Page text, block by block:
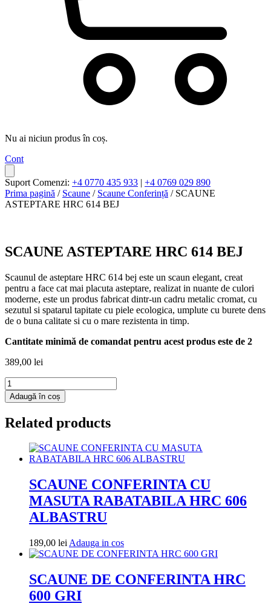
Nu ai niciun produs în coș.
Cont
Suport Comenzi: +4 0770 435 933 | +4 0769 029 890
Prima pagină / Scaune / Scaune Conferință / SCAUNE
ASTEPTARE HRC 614 BEJ
SCAUNE ASTEPTARE HRC 614 BEJ
Scaunul de asteptare HRC 614 bej este un scaun elegant, creat
pentru a face cat mai placuta asteptare, realizat in nuante de culori
moderne, este un produs fabricat dintr-un cadru metalic cromat, cu
sezutul si spatarul tapitate cu piele ecologica, umplute cu burete dens
de o buna calitate si cu o mare rezistenta in timp.
Cantitate minimă de comandat pentru acest produs este de 2
389,00 lei
Cantitate
SCAUNE
ASTEPTARE
614
Adaugă în coș
Related products
SCAUNE CONFERINTA CU
MASUTA RABATABILA HRC 606
ALBASTRU
189,00 lei Adauga in cosAdauga
in
SCAUNE DE CONFERINTA HRC
600 GRI